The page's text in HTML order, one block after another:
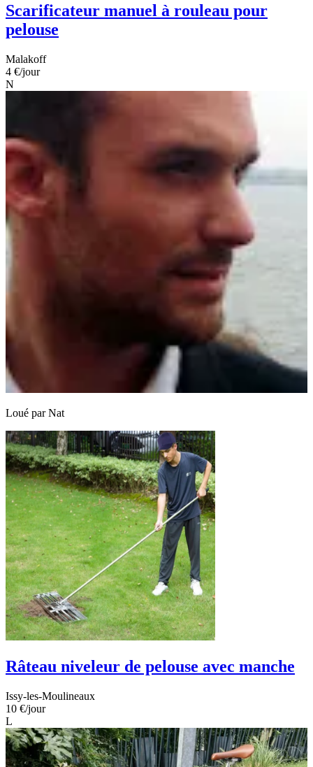
Scarificateur manuel à rouleau pour
pelouse
Malakoff
4 €/jour
N
Loué parNat
Râteau niveleur de pelouse avec manche
Issy-les-Moulineaux
10 €/jour
L